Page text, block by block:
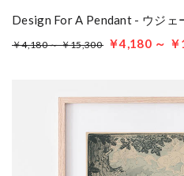
Design For A Pendant - ウジェ
￥4,180 ～ ￥15,300 ￥4,180 ～